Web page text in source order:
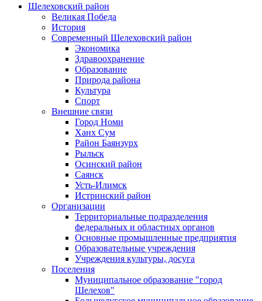
Шелеховский район
Великая Победа
История
Современный Шелеховский район
Экономика
Здравоохранение
Образование
Природа района
Культура
Спорт
Внешние связи
Город Номи
Ханх Сум
Район Баянзурх
Рыльск
Осинский район
Саянск
Усть-Илимск
Истринский район
Организации
Территориальные подразделения
федеральных и областных органов
Основные промышленные предприятия
Образовательные учреждения
Учреждения культуры, досуга
Поселения
Муниципальное образование "город
Шелехов"